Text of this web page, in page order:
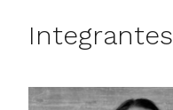
Integrantes